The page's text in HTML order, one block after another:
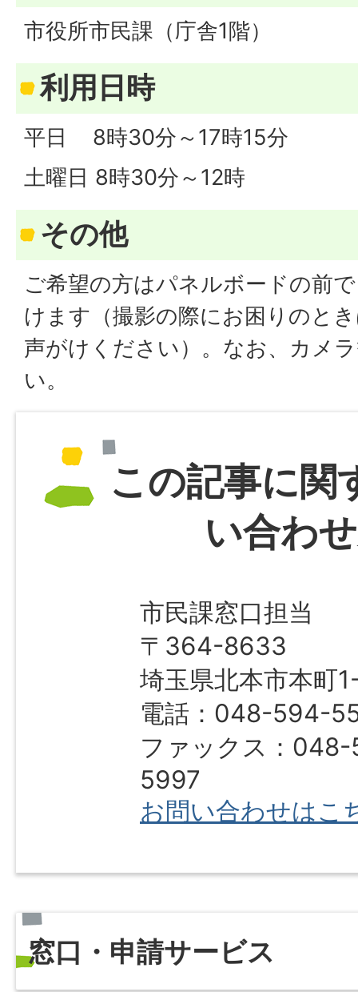
市役所市民課（庁舎1階）
利用日時
平日 8時30分～17時15分
土曜日 8時30分～12時
その他
ご希望の方はパネルボードの前
けます（撮影の際にお困りのと
声がけください）。なお、カメ
い。
この記事に関
い合わ
市民課窓口担当
〒364-8633
埼玉県北本市本町
電話：048-594-
ファックス：
5997
お問い合わせはこ
窓口・申請サービス